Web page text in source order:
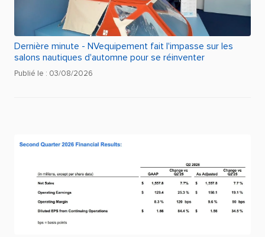
Dernière minute - NVequipement fait l'impasse sur les
salons nautiques d'automne pour se réinventer
Publié le : 03/08/2026